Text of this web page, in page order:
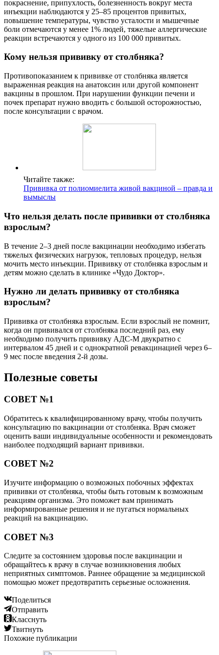
покраснение, припухлость, болезненность вокруг места
инъекции наблюдаются у 25–85 процентов привитых,
повышение температуры, чувство усталости и мышечные
боли отмечаются у менее 1% людей, тяжелые аллергические
реакции встречаются у одного из 100 000 привитых.
Кому нельзя прививку от столбняка?
Противопоказанием к прививке от столбняка является
выраженная реакция на анатоксин или другой компонент
вакцины в прошлом. При нарушении функции печени и
почек препарат нужно вводить с большой осторожностью,
после консультации с врачом.
Читайте также:
Прививка от полиомиелита живой вакциной – правда и
вымыслы
Что нельзя делать после прививки от столбняка
взрослым?
В течение 2–3 дней после вакцинации необходимо избегать
тяжелых физических нагрузок, тепловых процедур, нельзя
мочить место инъекции. Прививку от столбняка взрослым и
детям можно сделать в клинике «Чудо Доктор».
Нужно ли делать прививку от столбняка
взрослым?
Прививка от столбняка взрослым. Если взрослый не помнит,
когда он прививался от столбняка последний раз, ему
необходимо получить прививку АДС-М двукратно с
интервалом 45 дней и с однократной ревакцинацией через 6–
9 мес после введения 2-й дозы.
Полезные советы
СОВЕТ №1
Обратитесь к квалифицированному врачу, чтобы получить
консультацию по вакцинации от столбняка. Врач сможет
оценить ваши индивидуальные особенности и рекомендовать
наиболее подходящий вариант прививки.
СОВЕТ №2
Изучите информацию о возможных побочных эффектах
прививки от столбняка, чтобы быть готовым к возможным
реакциям организма. Это поможет вам принимать
информированные решения и не пугаться нормальных
реакций на вакцинацию.
СОВЕТ №3
Следите за состоянием здоровья после вакцинации и
обращайтесь к врачу в случае возникновения любых
неприятных симптомов. Раннее обращение за медицинской
помощью может предотвратить серьезные осложнения.
Поделиться
Отправить
Класснуть
Твитнуть
Похожие публикации